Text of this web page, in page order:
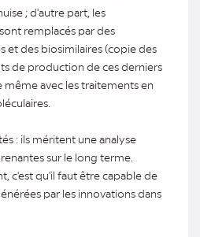
; d'autre part, les
remplacés par des
et des biosimilaires (copie des
de production de ces derniers
même avec les traitements en
: ils méritent une analyse
sur le long terme.
c'est qu'il faut être capable de
par les innovations dans